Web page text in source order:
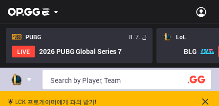
PUBG
8. 7. 금
LIVE
2026 PUBG Global Series 7
LoL
BLG
🌟 LCK 프로게이머에게 과외 받기!